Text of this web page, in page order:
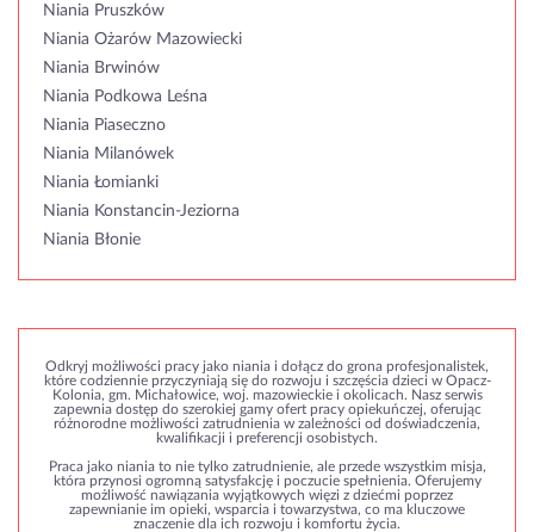
Niania Pruszków
Niania Ożarów Mazowiecki
Niania Brwinów
Niania Podkowa Leśna
Niania Piaseczno
Niania Milanówek
Niania Łomianki
Niania Konstancin-Jeziorna
Niania Błonie
Odkryj możliwości pracy jako niania i dołącz do grona profesjonalistek,
które codziennie przyczyniają się do rozwoju i szczęścia dzieci w Opacz-
Kolonia, gm. Michałowice, woj. mazowieckie i okolicach. Nasz serwis
zapewnia dostęp do szerokiej gamy ofert pracy opiekuńczej, oferując
różnorodne możliwości zatrudnienia w zależności od doświadczenia,
kwalifikacji i preferencji osobistych.
Praca jako niania to nie tylko zatrudnienie, ale przede wszystkim misja,
która przynosi ogromną satysfakcję i poczucie spełnienia. Oferujemy
możliwość nawiązania wyjątkowych więzi z dziećmi poprzez
zapewnianie im opieki, wsparcia i towarzystwa, co ma kluczowe
znaczenie dla ich rozwoju i komfortu życia.